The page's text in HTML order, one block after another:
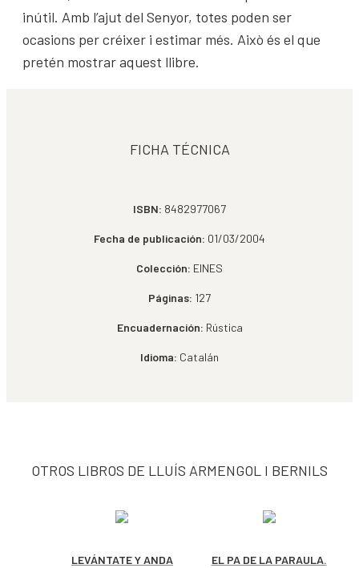
inútil. Amb l’ajut del Senyor, totes poden ser
ocasions per créixer i estimar més. Això és el que
pretén mostrar aquest llibre.
FICHA TÉCNICA
ISBN: 8482977067
Fecha de publicación: 01/03/2004
Colección: EINES
Páginas: 127
Encuadernación: Rústica
Idioma: Catalán
OTROS LIBROS DE LLUÍS ARMENGOL I BERNILS
LEVÁNTATE Y ANDA
EL PA DE LA PARAULA.